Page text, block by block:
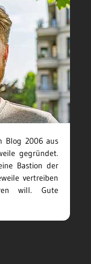
Blog 2006 aus
gegründet.
Bastion der
vertreiben
will. Gute